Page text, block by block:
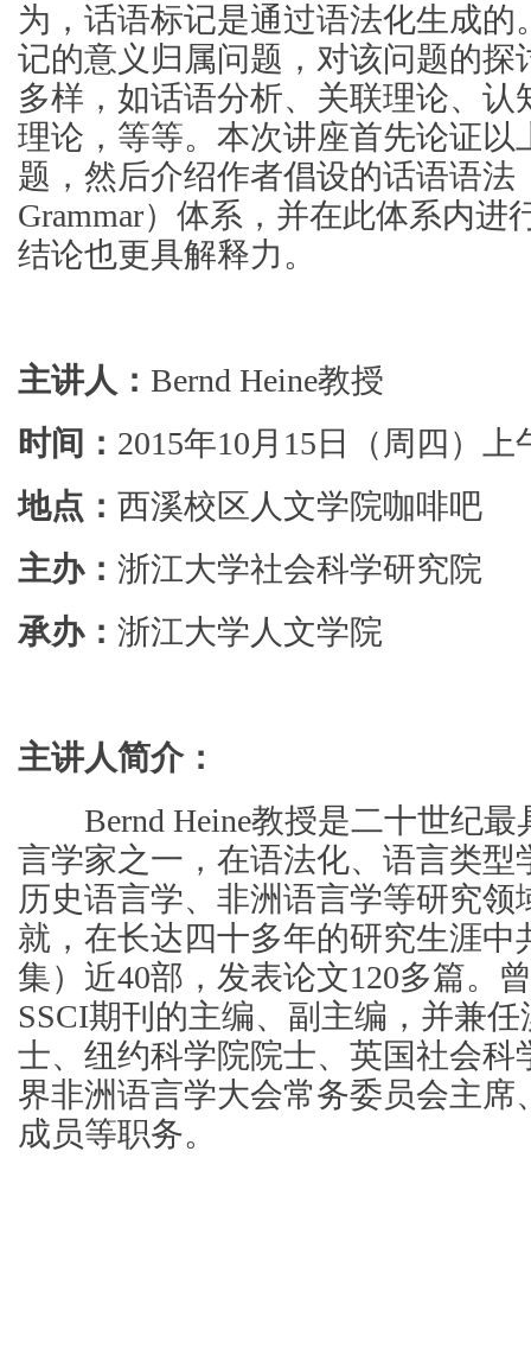
为，话语标记是通过语法化生成的
记的意义归属问题，对该问题的探
多样，如话语分析、关联理论、认
理论，等等。本次讲座首先论证以
题，然后介绍作者倡设的话语语法
Grammar）体系，并在此体系内进
结论也更具解释力。
主讲人： Bernd Heine教授
时间： 2015年10月15日（周四）上
地点： 西溪校区人文学院咖啡吧
主办： 浙江大学社会科学研究院
承办： 浙江大学人文学院
主讲人简介：
Bernd Heine教授是二十世纪最
言学家之一，在语法化、语言类型
历史语言学、非洲语言学等研究领
就，在长达四十多年的研究生涯中
集）近40部，发表论文120多篇。
SSCI期刊的主编、副主编，并兼
士、纽约科学院院士、英国社会科
界非洲语言学大会常务委员会主席
成员等职务。